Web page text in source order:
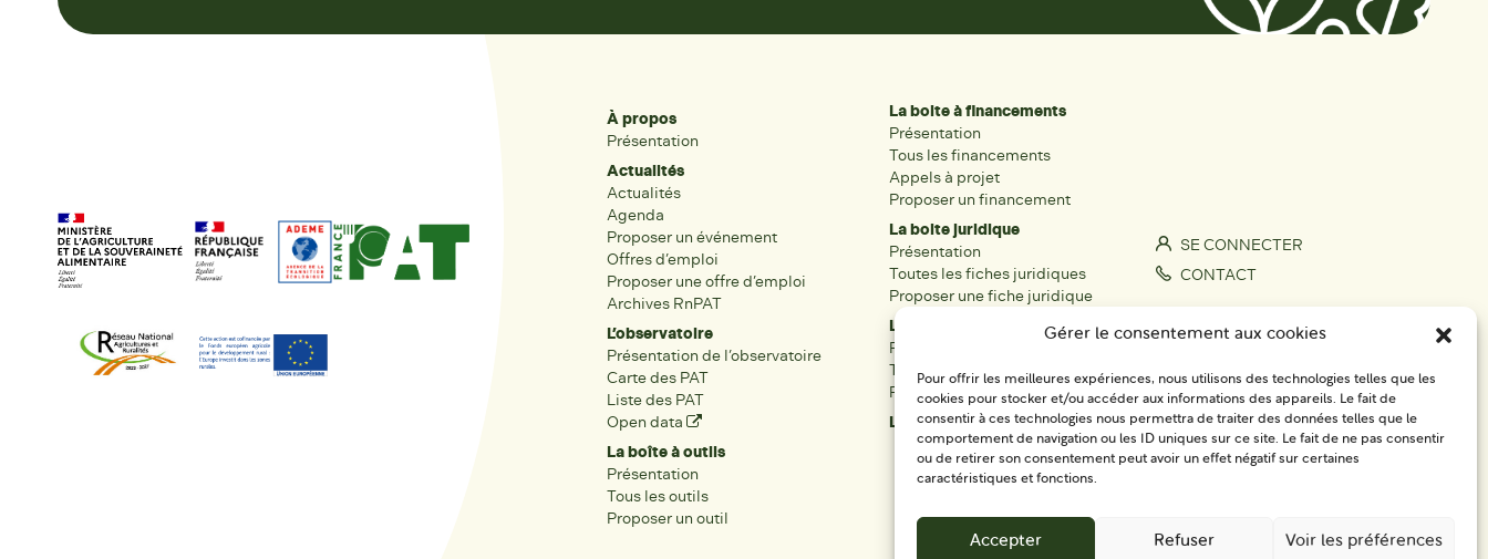
Gérer le consentement aux cookies
Pour offrir les meilleures expériences, nous utilisons des technologies telles que les
cookies pour stocker et/ou accéder aux informations des appareils. Le fait de
consentir à ces technologies nous permettra de traiter des données telles que le
comportement de navigation ou les ID uniques sur ce site. Le fait de ne pas consentir
ou de retirer son consentement peut avoir un effet négatif sur certaines
caractéristiques et fonctions.
Accepter Refuser Voir les préférences
À propos
Présentation
Actualités
Actualités
Agenda
Proposer un événement
Offres d’emploi
Proposer une offre d’emploi
Archives RnPAT
L’observatoire
Présentation de l’observatoire
Carte des PAT
Liste des PAT
Open data
La boîte à outils
Présentation
Tous les outils
Proposer un outil
La boite à financements
Présentation
Tous les financements
Appels à projet
Proposer un financement
La boite juridique
Présentation
Toutes les fiches juridiques
Proposer une fiche juridique
Les acteurs
Présentation
Tous les acteurs
Proposer une fiche acteur
Les réseaux régionaux
SE CONNECTER
CONTACT
S'IMPLIQUER